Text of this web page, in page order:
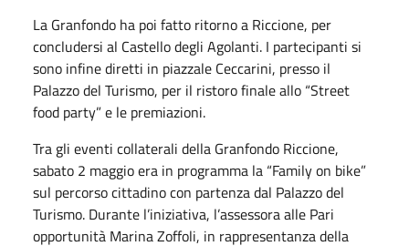
La Granfondo ha poi fatto ritorno a Riccione, per
concludersi al Castello degli Agolanti. I partecipanti si
sono infine diretti in piazzale Ceccarini, presso il
Palazzo del Turismo, per il ristoro finale allo “Street
food party” e le premiazioni.
Tra gli eventi collaterali della Granfondo Riccione,
sabato 2 maggio era in programma la “Family on bike”
sul percorso cittadino con partenza dal Palazzo del
Turismo. Durante l’iniziativa, l’assessora alle Pari
opportunità Marina Zoffoli, in rappresentanza della